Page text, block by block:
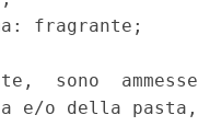
fragrante;
sono  ammesse
e/o della pasta,